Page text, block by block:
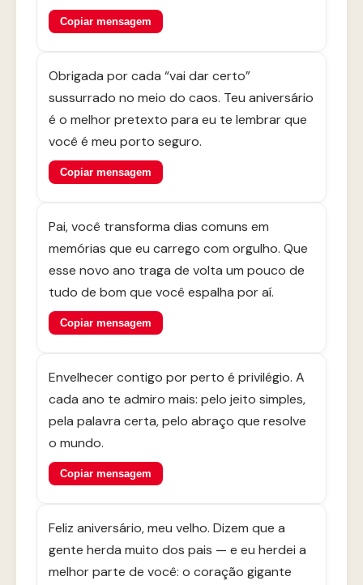
Copiar mensagem
Obrigada por cada “vai dar certo”
sussurrado no meio do caos. Teu aniversário
é o melhor pretexto para eu te lembrar que
você é meu porto seguro.
Copiar mensagem
Pai, você transforma dias comuns em
memórias que eu carrego com orgulho. Que
esse novo ano traga de volta um pouco de
tudo de bom que você espalha por aí.
Copiar mensagem
Envelhecer contigo por perto é privilégio. A
cada ano te admiro mais: pelo jeito simples,
pela palavra certa, pelo abraço que resolve
o mundo.
Copiar mensagem
Feliz aniversário, meu velho. Dizem que a
gente herda muito dos pais — e eu herdei a
melhor parte de você: o coração gigante